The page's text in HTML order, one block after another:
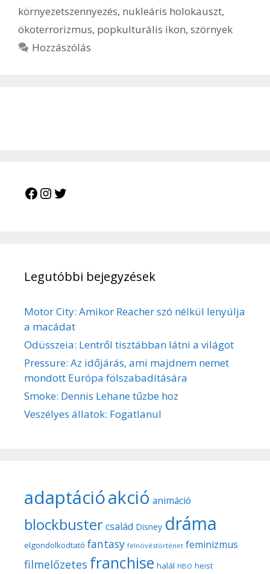
környezetszennyezés, nukleáris holokauszt,
ökoterrorizmus, popkulturális ikon, szörnyek
Hozzászólás
Facebook
Instagram
Legutóbbi bejegyzések
Motor City: Amikor Reacher szó nélkül lenyúlja
a macádat
Odüsszeia: Lentről tisztábban látni a világot
Pressure: Az időjárás, ami majdnem nemet
mondott Európa fölszabadítására
Smoke: Dennis Lehane tűzbe hoz
Veszélyes állatok: Fogatlanul
adaptációakció animáció
blockbustercsalád Disney dráma
elgondolkodtató fantasy felnövéstörténet feminizmus
filmelőzetes franchise halál HBO heist